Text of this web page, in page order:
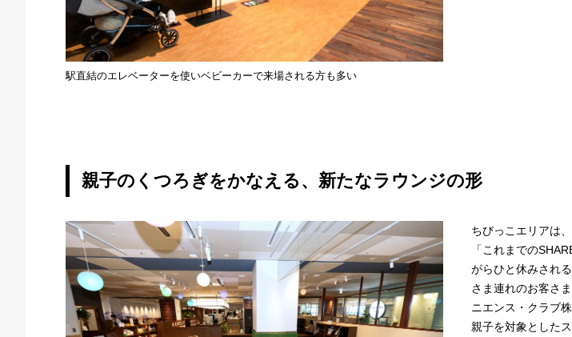
駅直結のエレベーターを使いベビーカーで来場される方も多い
親子のくつろぎをかなえる、新たなラウンジの形
ちびっこエリアは
「これまでの
がらひと休みされ
さま連れのお客さ
ニエンス・クラブ
親子を対象とした